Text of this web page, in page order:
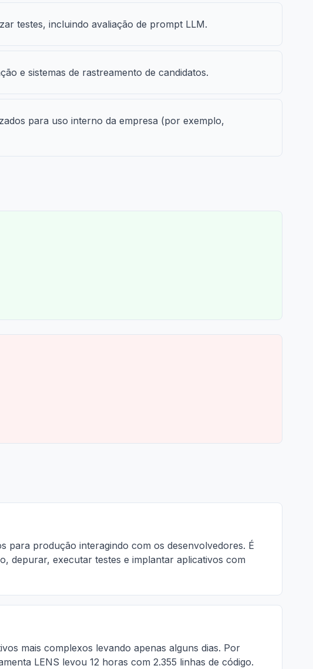
testes, incluindo avaliação de prompt LLM.
e sistemas de rastreamento de candidatos.
para uso interno da empresa (por exemplo,
produção interagindo com os desenvolvedores. É
depurar, executar testes e implantar aplicativos com
mais complexos levando apenas alguns dias. Por
LENS levou 12 horas com 2.355 linhas de código.